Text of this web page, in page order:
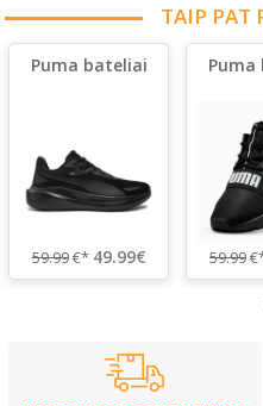
TAIP PAT
Puma bateliai
59.99€* 49.99€ 59.99